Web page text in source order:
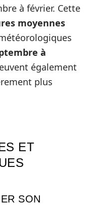
à février. Cette
moyennes
à
également
plus
ET
SON